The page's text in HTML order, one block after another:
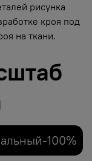
рисунка
кроя под
на ткани.
100%